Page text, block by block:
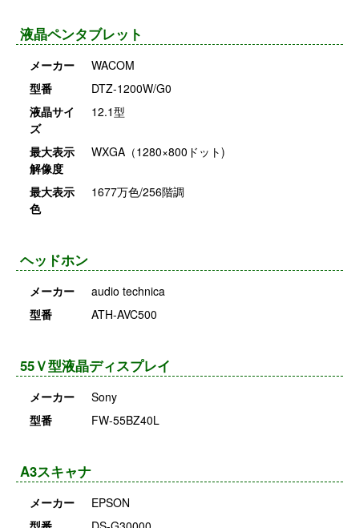
液晶ペンタブレット
メーカー
WACOM
型番
DTZ-1200W/G0
液晶サイ
ズ
12.1型
最大表示
解像度
WXGA（1280×800ドット)
最大表示
色
1677万色/256階調
ヘッドホン
メーカー
audio technica
型番
ATH-AVC500
55Ｖ型液晶ディスプレイ
メーカー
Sony
型番
FW-55BZ40L
A3スキャナ
メーカー
EPSON